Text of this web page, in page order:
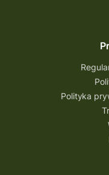
Quest
Przecław Quest
Pogórze
Partnerstwo
Park
Park
Polityka